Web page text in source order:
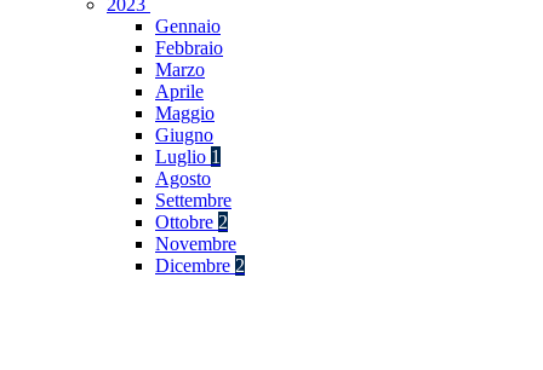
2023
Gennaio
Febbraio
Marzo
Aprile
Maggio
Giugno
Luglio 1
Agosto
Settembre
Ottobre 2
Novembre
Dicembre 2